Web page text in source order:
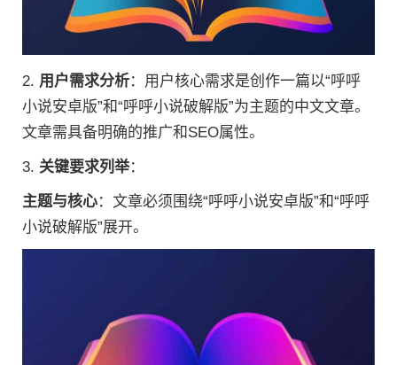
2. 用户需求分析：用户核心需求是创作一篇以“呼呼
小说安卓版”和“呼呼小说破解版”为主题的中文文章。
文章需具备明确的推广和SEO属性。
3. 关键要求列举：
主题与核心：文章必须围绕“呼呼小说安卓版”和“呼呼
小说破解版”展开。